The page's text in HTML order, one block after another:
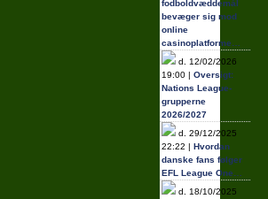
fodboldvæddemål
bevæger sig mod
online
casinoplatforme…
d. 12/02/2026
19:00 | Oversigt:
Nations League-
grupperne
2026/2027
d. 29/12/2025
22:22 | Hvordan
danske fans følger
EFL League One…
d. 18/10/2025